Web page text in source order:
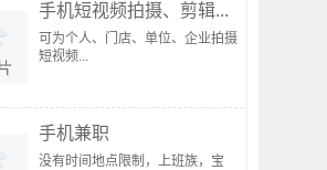
手机短视频拍摄、剪辑...
可为个人、门店、单位、企业拍摄
短视频...
手机兼职
没有时间地点限制，上班族，宝